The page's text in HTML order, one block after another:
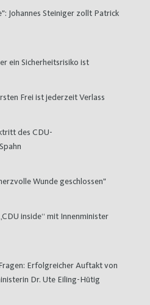
Johannes Steiniger zollt Patrick
ein Sicherheitsrisiko ist
Frei ist jederzeit Verlass
des CDU-
Wunde geschlossen"
inside“ mit Innenminister
Erfolgreicher Auftakt von
Dr. Ute Eiling-Hütig